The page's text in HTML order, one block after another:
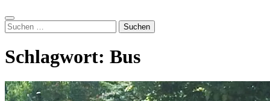
Suche
Suchen
nach:
Schlagwort: Bus